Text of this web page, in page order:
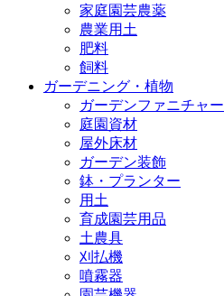
家庭園芸農薬
農業用土
肥料
飼料
ガーデニング・植物
ガーデンファニチャー
庭園資材
屋外床材
ガーデン装飾
鉢・プランター
用土
育成園芸用品
土農具
刈払機
噴霧器